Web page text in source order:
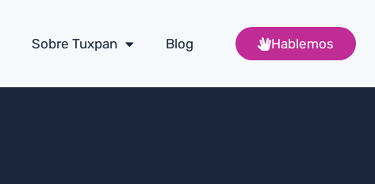
Sobre Tuxpan Blog Hablemos